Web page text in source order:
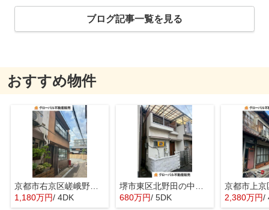
ブログ記事一覧を見る
おすすめ物件
京都市右京区嵯峨野宮ノ元町の中古一戸建
1,180万円/ 4DK
680万円/ 5DK 2,380万円/